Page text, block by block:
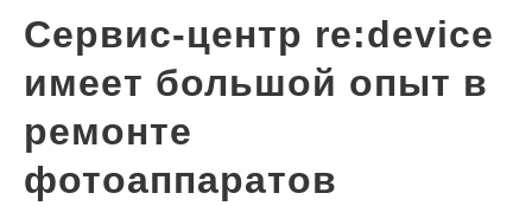
Сервис-центр re:device
имеет большой опыт в
ремонте
фотоаппаратов